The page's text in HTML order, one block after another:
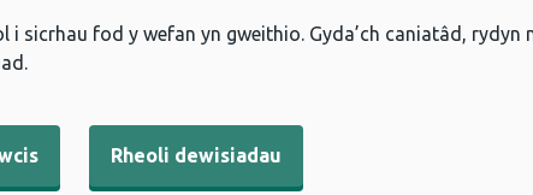
i sicrhau fod y wefan yn gweithio. Gyda’ch caniatâd,
Rheoli dewisiadau